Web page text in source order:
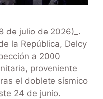
de julio de 2026)_.
la República, Delcy
a 2000
proveniente
el doblete sísmico
24 de junio.